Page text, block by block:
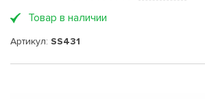
Товар в наличии
Артикул: SS431